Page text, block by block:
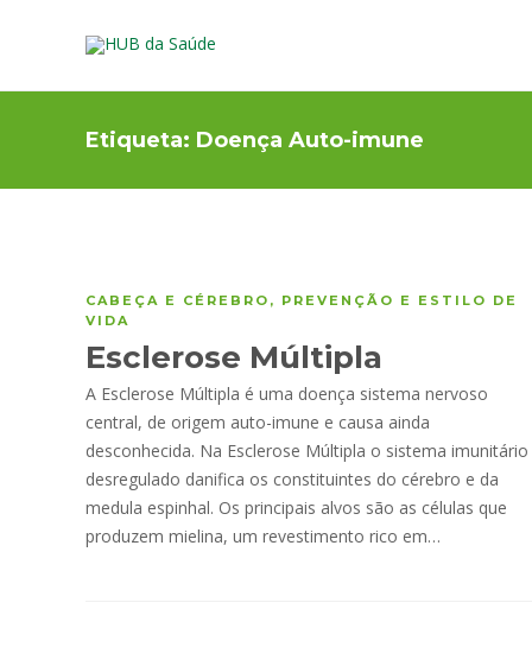
Etiqueta: Doença Auto-imune
CABEÇA E CÉREBRO , PREVENÇÃO E ESTILO DE
VIDA
Esclerose Múltipla
A Esclerose Múltipla é uma doença sistema nervoso
central, de origem auto-imune e causa ainda
desconhecida. Na Esclerose Múltipla o sistema imunitário
desregulado danifica os constituintes do cérebro e da
medula espinhal. Os principais alvos são as células que
produzem mielina, um revestimento rico em…